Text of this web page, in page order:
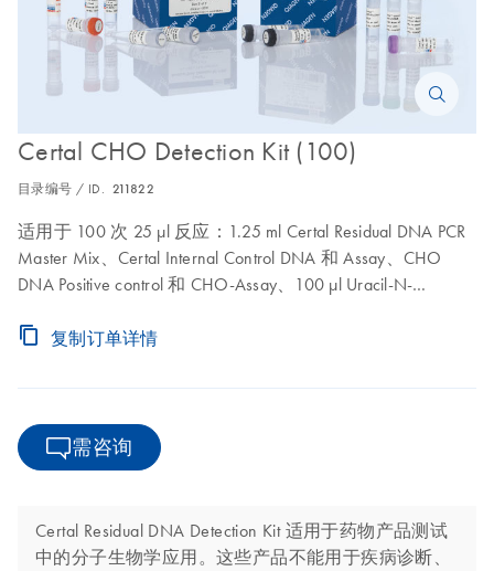
Certal CHO Detection Kit (100)
目录编号 / ID. 211822
适用于 100 次 25 µl 反应：1.25 ml Certal Residual DNA PCR
Master Mix、Certal Internal Control DNA 和 Assay、CHO
DNA Positive control 和 CHO-Assay、100 µl Uracil-N-
Solution、Nucleic Acid Dilution Buffer、TE Buffer
复制订单详情
需咨询
Certal Residual DNA Detection Kit 适用于药物产品测试
中的分子生物学应用。这些产品不能用于疾病诊断、